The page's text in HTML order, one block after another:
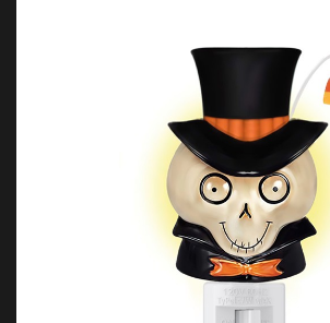
очаровательных « пузырей»,
свет горит. Идеально подходит для
украшений и предлагает варианты
очаровательное и безопасное световое
круглогодичного или сезонного